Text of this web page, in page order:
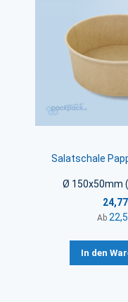
Salatschale
Ø 150x50mm
Ab
In den